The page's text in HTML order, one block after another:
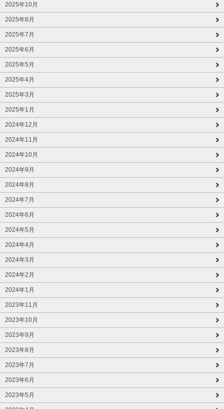
2025年10月
2025年8月
2025年7月
2025年6月
2025年5月
2025年4月
2025年3月
2025年1月
2024年12月
2024年11月
2024年10月
2024年9月
2024年8月
2024年7月
2024年6月
2024年5月
2024年4月
2024年3月
2024年2月
2024年1月
2023年11月
2023年10月
2023年9月
2023年8月
2023年7月
2023年6月
2023年5月